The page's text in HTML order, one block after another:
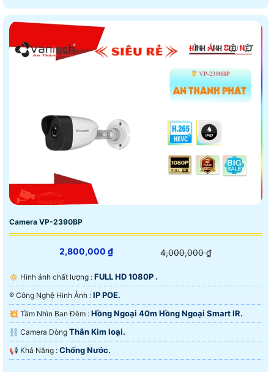
Camera VP-2390BP
2,800,000 ₫ 4,000,000 ₫
🔅 Hình ảnh chất lượng : FULL HD 1080P .
®️ Công Nghệ Hình Ảnh : IP POE.
💥 Tầm Nhìn Ban Đêm : Hồng Ngoại 40m Hồng Ngoại Smart IR.
⛓ Camera Dòng Thân Kim loại.
️📢 Khả Năng : Chống Nước.